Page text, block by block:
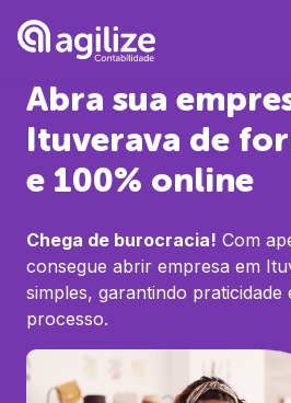
Abra sua
Ituverava de
e 100% online
Chega de burocracia! Com
consegue abrir empresa em
simples, garantindo praticidade
processo.